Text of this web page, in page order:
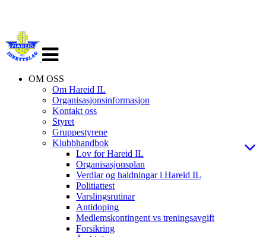
navigasjon
OM OSS
Om Hareid IL
Organisasjonsinformasjon
Kontakt oss
Styret
Gruppestyrene
Klubbhandbok
Lov for Hareid IL
Organisasjonsplan
Verdiar og haldningar i Hareid IL
Politiattest
Varslingsrutinar
Antidoping
Medlemskontingent vs treningsavgift
Forsikring